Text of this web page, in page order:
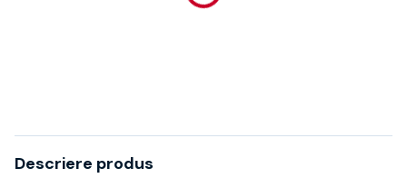
Descriere produs